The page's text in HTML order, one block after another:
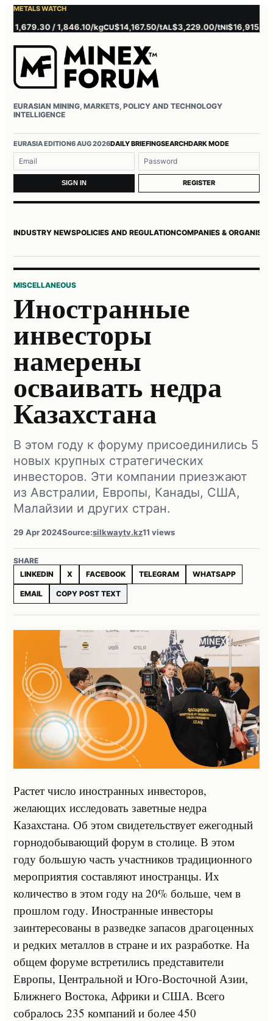
METALS WATCH
1,679.30 / 1,846.10/kgCU$14,167.50/tAL$3,229.00/tNI$16,915.00/t
EURASIAN MINING, MARKETS, POLICY AND TECHNOLOGY
INTELLIGENCE
EURASIA EDITION6 AUG 2026DAILY BRIEFINGSEARCHDARK MODE
SIGN IN REGISTER
INDUSTRY NEWSPOLICIES AND REGULATIONCOMPANIES &
MISCELLANEOUS
Иностранные
инвесторы
намерены
осваивать недра
Казахстана
В этом году к форуму присоединились 5
новых крупных стратегических
инвесторов. Эти компании приезжают
из Австралии, Европы, Канады, США,
Малайзии и других стран.
29 Apr 2024Source:silkwaytv.kz11 views
SHARE
LINKEDIN
X FACEBOOK TELEGRAM WHATSAPP
EMAIL COPY POST TEXT
Растет число иностранных инвесторов,
желающих исследовать заветные недра
Казахстана. Об этом свидетельствует ежегодный
горнодобывающий форум в столице. В этом
году большую часть участников традиционного
мероприятия составляют иностранцы. Их
количество в этом году на 20% больше, чем в
прошлом году. Иностранные инвесторы
заинтересованы в разведке запасов драгоценных
и редких металлов в стране и их разработке. На
общем форуме встретились представители
Европы, Центральной и Юго-Восточной Азии,
Ближнего Востока, Африки и США. Всего
собралось 235 компаний и более 450